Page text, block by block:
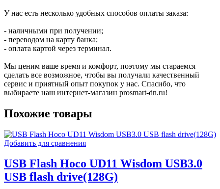
У нас есть несколько удобных способов оплаты заказа:
- наличными при получении;
- переводом на карту банка;
- оплата картой через терминал.
Мы ценим ваше время и комфорт, поэтому мы стараемся
сделать все возможное, чтобы вы получали качественный
сервис и приятный опыт покупок у нас. Спасибо, что
выбираете наш интернет-магазин prosmart-dn.ru!
Похожие товары
Добавить для сравнения
USB Flash Hoco UD11 Wisdom USB3.0
USB flash drive(128G)